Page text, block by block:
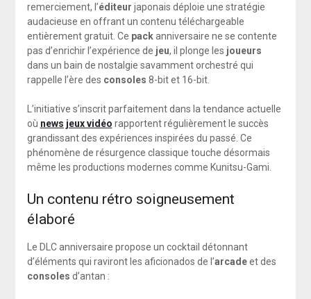
remerciement, l’éditeur japonais déploie une stratégie
audacieuse en offrant un contenu téléchargeable
entièrement gratuit. Ce packanniversaire ne se contente
pas d’enrichir l’expérience de jeu, il plonge les joueurs
dans un bain de nostalgie savamment orchestré qui
rappelle l’ère des consoles 8-bit et 16-bit.
L’initiative s’inscrit parfaitement dans la tendance actuelle
où news jeux vidéo rapportent régulièrement le succès
grandissant des expériences inspirées du passé. Ce
phénomène de résurgence classique touche désormais
même les productions modernes comme Kunitsu-Gami.
Un contenu rétro soigneusement
élaboré
Le DLC anniversaire propose un cocktail détonnant
d’éléments qui raviront les aficionados de l’arcadeet des
consoles d’antan :